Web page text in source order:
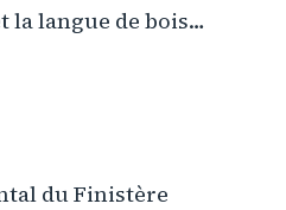
la langue de bois…
du Finistère